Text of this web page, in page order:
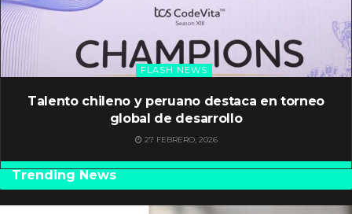
FLASH NEWS
Talento chileno y peruano destaca en torneo
global de desarrollo
27 FEBRERO, 2026
Trending News